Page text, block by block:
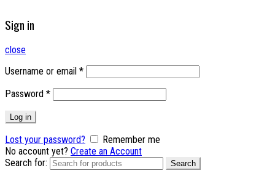
Sign in
close
Username or email *
Password *
Log in
Lost your password?
Remember me
No account yet? Create an Account
Search for:
Search